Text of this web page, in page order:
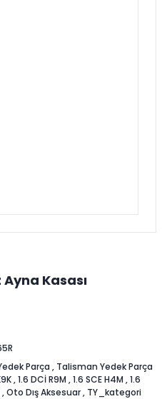
Ayna Kasası
Parça , Talisman Yedek Parça
,1.6 DCİ R9M ,1.6 SCE H4M ,1.6
,Oto Dış Aksesuar, TY_kategori